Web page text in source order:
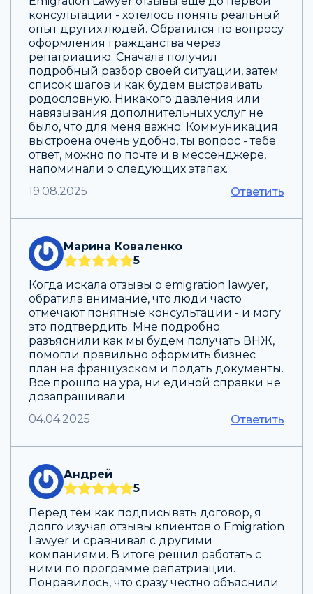
консультации - хотелось понять реальный
опыт других людей. Обратился по вопросу
оформления гражданства через
репатриацию. Сначала получил
подробный разбор своей ситуации, затем
список шагов и как будем выстраивать
родословную. Никакого давления или
навязывания дополнительных услуг не
было, что для меня важно. Коммуникация
выстроена очень удобно, ты вопрос - тебе
ответ, можно по почте и в мессенджере,
напоминали о следующих этапах.
19.08.2025
Ответить
Марина Коваленко
5
Когда искала отзывы о emigration lawyer,
обратила внимание, что люди часто
отмечают понятные консультации - и могу
это подтвердить. Мне подробно
разъяснили как мы будем получать ВНЖ,
помогли правильно оформить бизнес
план на французском и подать документы.
Все прошло на ура, ни единой справки не
дозапрашивали.
04.04.2025
Ответить
Андрей
5
Перед тем как подписывать договор, я
долго изучал отзывы клиентов о Emigration
Lawyer и сравнивал с другими
компаниями. В итоге решил работать с
ними по программе репатриации.
Понравилось, что сразу честно объяснили